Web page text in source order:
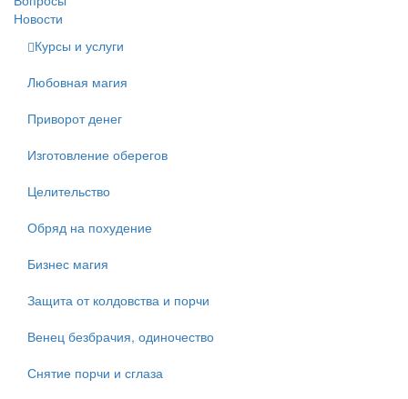
Новости
Курсы и услуги
Любовная магия
Приворот денег
Изготовление оберегов
Целительство
Обряд на похудение
Бизнес магия
Защита от колдовства и порчи
Венец безбрачия, одиночество
Снятие порчи и сглаза